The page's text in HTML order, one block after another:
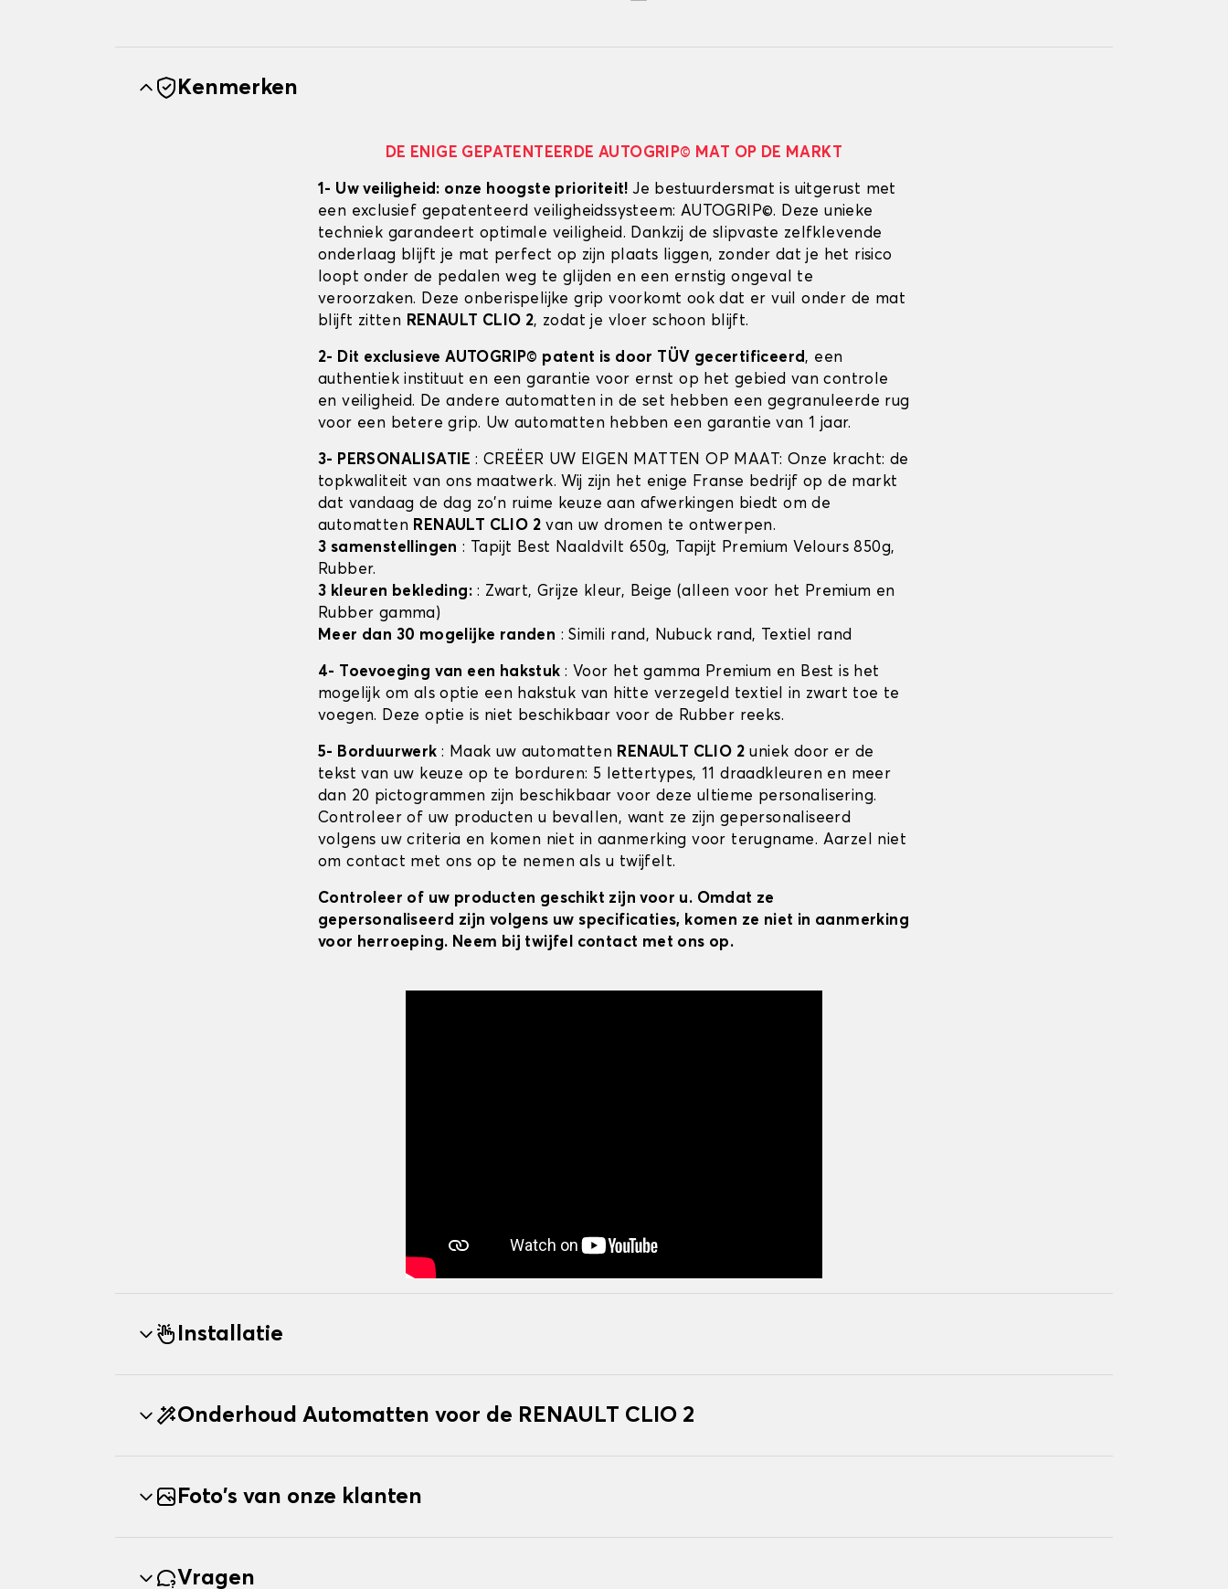
Kenmerken
DE ENIGE GEPATENTEERDE AUTOGRIP© MAT OP DE MARKT
1- Uw veiligheid: onze hoogste prioriteit!Je bestuurdersmat is uitgerust met
een exclusief gepatenteerd veiligheidssysteem: AUTOGRIP©. Deze unieke
techniek garandeert optimale veiligheid. Dankzij de slipvaste zelfklevende
onderlaag blijft je mat perfect op zijn plaats liggen, zonder dat je het risico
loopt onder de pedalen weg te glijden en een ernstig ongeval te
veroorzaken. Deze onberispelijke grip voorkomt ook dat er vuil onder de mat
blijft zitten RENAULT CLIO 2, zodat je vloer schoon blijft.
2- Dit exclusieve AUTOGRIP© patent is door TÜV gecertificeerd, een
authentiek instituut en een garantie voor ernst op het gebied van controle
en veiligheid. De andere automatten in de set hebben een gegranuleerde rug
voor een betere grip. Uw automatten hebben een garantie van 1 jaar.
3- PERSONALISATIE: CREËER UW EIGEN MATTEN OP MAAT: Onze kracht: de
topkwaliteit van ons maatwerk. Wij zijn het enige Franse bedrijf op de markt
dat vandaag de dag zo'n ruime keuze aan afwerkingen biedt om de
automatten RENAULT CLIO 2 van uw dromen te ontwerpen.
3 samenstellingen : Tapijt Best Naaldvilt 650g, Tapijt Premium Velours 850g,
Rubber.
3 kleuren bekleding: : Zwart, Grijze kleur, Beige (alleen voor het Premium en
Rubber gamma)
Meer dan 30 mogelijke randen : Simili rand, Nubuck rand, Textiel rand
4- Toevoeging van een hakstuk : Voor het gamma Premium en Best is het
mogelijk om als optie een hakstuk van hitte verzegeld textiel in zwart toe te
voegen. Deze optie is niet beschikbaar voor de Rubber reeks.
5- Borduurwerk : Maak uw automatten RENAULT CLIO 2 uniek door er de
tekst van uw keuze op te borduren: 5 lettertypes, 11 draadkleuren en meer
dan 20 pictogrammen zijn beschikbaar voor deze ultieme personalisering.
Controleer of uw producten u bevallen, want ze zijn gepersonaliseerd
volgens uw criteria en komen niet in aanmerking voor terugname. Aarzel niet
om contact met ons op te nemen als u twijfelt.
Controleer of uw producten geschikt zijn voor u. Omdat ze
gepersonaliseerd zijn volgens uw specificaties, komen ze niet in aanmerking
voor herroeping. Neem bij twijfel contact met ons op.
Installatie
Onderhoud Automatten voor de RENAULT CLIO 2
Foto's van onze klanten
Vragen